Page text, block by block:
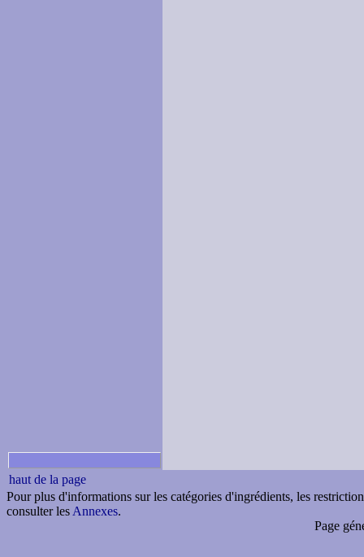
haut de la page
Pour plus d'informations sur les catégories d'ingrédients, les
consulter les Annexes.
Page